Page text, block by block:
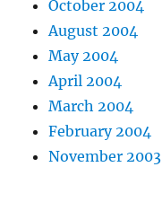
October 2004
August 2004
May 2004
April 2004
March 2004
February 2004
November 2003